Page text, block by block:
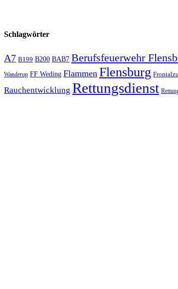
Schlagwörter
A7 B199 B200 BAB7 Berufsfeuerwehr
Wanderup FF Weding Flammen Flensburg
Rauchentwicklung Rettungsdienst